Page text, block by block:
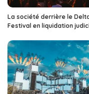
La société derrière le
Festival en liquidation